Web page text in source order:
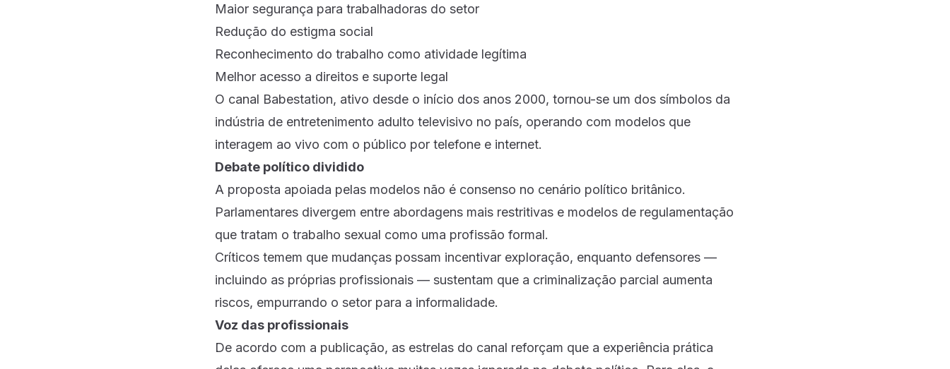
Maior segurança para trabalhadoras do setor
Redução do estigma social
Reconhecimento do trabalho como atividade legítima
Melhor acesso a direitos e suporte legal
O canal Babestation, ativo desde o início dos anos 2000, tornou-se um dos símbolos da
indústria de entretenimento adulto televisivo no país, operando com modelos que
interagem ao vivo com o público por telefone e internet.
Debate político dividido
A proposta apoiada pelas modelos não é consenso no cenário político britânico.
Parlamentares divergem entre abordagens mais restritivas e modelos de regulamentação
que tratam o trabalho sexual como uma profissão formal.
Críticos temem que mudanças possam incentivar exploração, enquanto defensores —
incluindo as próprias profissionais — sustentam que a criminalização parcial aumenta
riscos, empurrando o setor para a informalidade.
Voz das profissionais
De acordo com a publicação, as estrelas do canal reforçam que a experiência prática